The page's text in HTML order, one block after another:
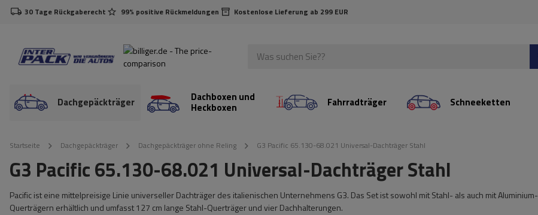
30 Tage Rückgaberecht 99% positive Rückmeldungen Kostenlose Lieferung ab 299 EUR
Dachgepäckträger Dachboxen und
Heckboxen Fahrradträger Schneeketten
Startseite Dachgepäckträger Dachgepäckträger ohne Reling G3 Pacific 65.130-68.021 Universal-Dachträger Stahl
G3 Pacific 65.130-68.021 Universal-Dachträger Stahl
Pacific ist eine mittelpreisige Linie universeller Dachträger des italienischen Unternehmens G3. Das Set ist sowohl mit Stahl- als auch mit Aluminium-
Querträgern erhältlich und umfasst 127 cm lange Stahl-Querträger und vier Dachhalterungen.